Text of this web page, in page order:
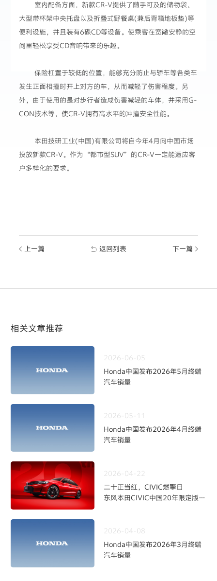
室内配备方面，新款CR-V提供了随手可及的储物袋、
大型带杯架中央托盘以及折叠式野餐桌(兼后背箱地板垫)等
便利设施，并且装有6碟CD等设备。使乘客在宽敞安静的空
间里轻松享受CD音响带来的乐趣。
保险杠置于较低的位置，能够充分防止与轿车等各类车
发生正面相撞时开上对方的车，从而减轻了伤害程度。另
外，由于使用的是对步行者造成伤害减轻的车体，并采用G-
CON技术等，使CR-V拥有高水平的冲撞安全性能。
本田技研工业(中国)有限公司将自今年4月向中国市场
投放新款CR-V。作为“都市型SUV”的CR-V一定能适应客
户多样化的要求。
上一篇 返回列表 下一篇
相关文章推荐
2026-06-05
Honda中国发布2026年5月终端
汽车销量
2026-05-11
Honda中国发布2026年4月终端
汽车销量
2026-04-22
二十正当红，CIVIC燃擎日
东风本田CIVIC中国20年限定版焕
2026-04-08
Honda中国发布2026年3月终端
汽车销量